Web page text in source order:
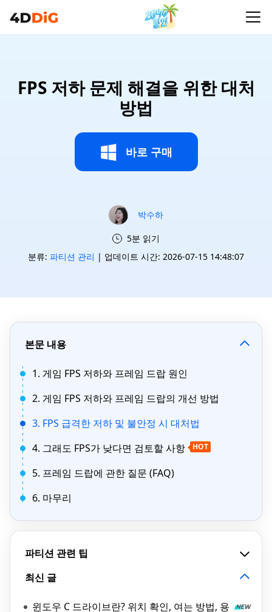
FPS 저하 문제 해결을 위한 대처
방법
바로 구매
박수하
5분 읽기
분류: 파티션 관리 | 업데이트 시간: 2026-07-15 14:48:07
본문 내용
1. 게임 FPS 저하와 프레임 드랍 원인
2. 게임 FPS 저하와 프레임 드랍의 개선 방법
3. FPS 급격한 저하 및 불안정 시 대처법
4. 그래도 FPS가 낮다면 검토할 사항
HOT
5. 프레임 드랍에 관한 질문 (FAQ)
6. 마무리
파티션 관련 팁
최신 글
윈도우 C 드라이브란? 위치 확인, 여는 방법, 용